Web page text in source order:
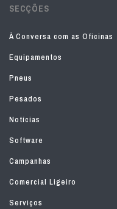
SECÇÕES
À Conversa com as Oficinas
Equipamentos
Pneus
Pesados
Notícias
Software
Campanhas
Comercial Ligeiro
Serviços